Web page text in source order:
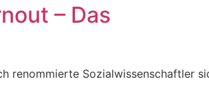
– Das
renommierte Sozialwissenschaftler